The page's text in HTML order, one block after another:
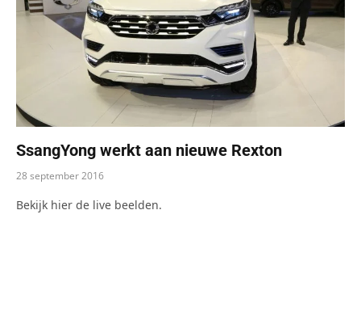
SsangYong werkt aan nieuwe Rexton
28 september 2016
Bekijk hier de live beelden.